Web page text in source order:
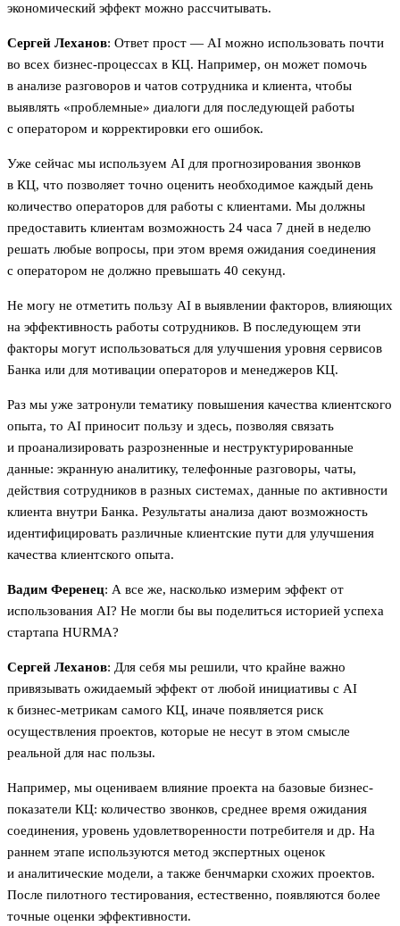
экономический эффект можно рассчитывать.
Сергей Леханов: Ответ прост — AI можно использовать почти
во всех бизнес-процессах в КЦ. Например, он может помочь
в анализе разговоров и чатов сотрудника и клиента, чтобы
выявлять «проблемные» диалоги для последующей работы
с оператором и корректировки его ошибок.
Уже сейчас мы используем AI для прогнозирования звонков
в КЦ, что позволяет точно оценить необходимое каждый день
количество операторов для работы с клиентами. Мы должны
предоставить клиентам возможность 24 часа 7 дней в неделю
решать любые вопросы, при этом время ожидания соединения
с оператором не должно превышать 40 секунд.
Не могу не отметить пользу AI в выявлении факторов, влияющих
на эффективность работы сотрудников. В последующем эти
факторы могут использоваться для улучшения уровня сервисов
Банка или для мотивации операторов и менеджеров КЦ.
Раз мы уже затронули тематику повышения качества клиентского
опыта, то AI приносит пользу и здесь, позволяя связать
и проанализировать разрозненные и неструктурированные
данные: экранную аналитику, телефонные разговоры, чаты,
действия сотрудников в разных системах, данные по активности
клиента внутри Банка. Результаты анализа дают возможность
идентифицировать различные клиентские пути для улучшения
качества клиентского опыта.
Вадим Ференец: А все же, насколько измерим эффект от
использования AI? Не могли бы вы поделиться историей успеха
стартапа HURMA?
Сергей Леханов: Для себя мы решили, что крайне важно
привязывать ожидаемый эффект от любой инициативы с AI
к бизнес-метрикам самого КЦ, иначе появляется риск
осуществления проектов, которые не несут в этом смысле
реальной для нас пользы.
Например, мы оцениваем влияние проекта на базовые бизнес-
показатели КЦ: количество звонков, среднее время ожидания
соединения, уровень удовлетворенности потребителя и др. На
раннем этапе используются метод экспертных оценок
и аналитические модели, а также бенчмарки схожих проектов.
После пилотного тестирования, естественно, появляются более
точные оценки эффективности.